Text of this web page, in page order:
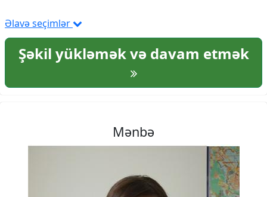
Əlavə seçimlər
Şəkil yükləmək və davam etmək
Mənbə